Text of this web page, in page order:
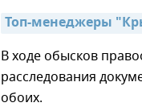
Топ-менеджеры
В ходе обысков
расследования
обоих.